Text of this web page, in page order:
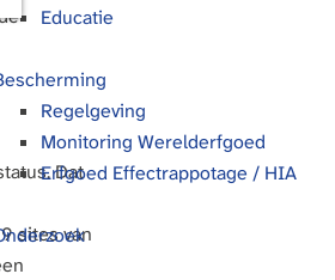
Educatie
Regelgeving
Monitoring Werelderfgoed
Erfgoed Effectrappotage / HIA
Dat
sites van